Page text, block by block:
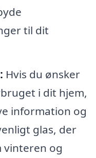
til dit
Hvis du ønsker
i dit hjem,
information og
glas, der
vinteren og